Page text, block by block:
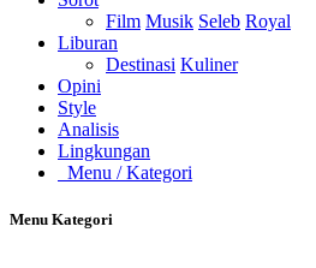
Film Musik Seleb Royal
Liburan
Destinasi Kuliner
Opini
Style
Analisis
Lingkungan
Menu / Kategori
Menu Kategori